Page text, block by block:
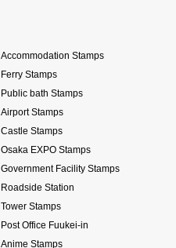
Accommodation Stamps
Ferry Stamps
Public bath Stamps
Airport Stamps
Castle Stamps
Osaka EXPO Stamps
Government Facility Stamps
Roadside Station
Tower Stamps
Post Office Fuukei-in
Anime Stamps